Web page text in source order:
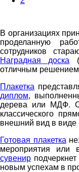
В организациях
проделанную
сотрудников
Наградная доска (
отличным
Плакетка
диплом,
дерева или МДФ.
классического
внешний вид в виде
Готовая плакетка
мероприятия или
сувенир
новым успехам в